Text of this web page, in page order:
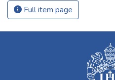
Full item page